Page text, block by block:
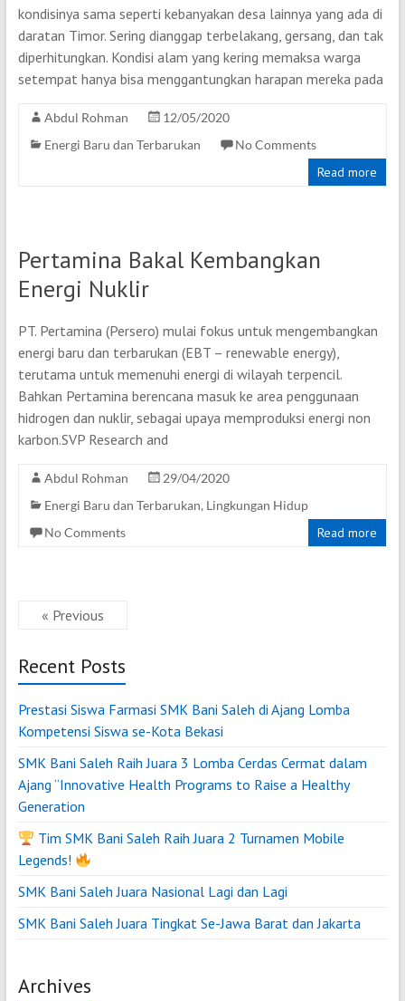
kondisinya sama seperti kebanyakan desa lainnya yang ada di
daratan Timor. Sering dianggap terbelakang, gersang, dan tak
diperhitungkan. Kondisi alam yang kering memaksa warga
setempat hanya bisa menggantungkan harapan mereka pada
Abdul Rohman
12/05/2020
Energi Baru dan Terbarukan
No Comments
Read more
Pertamina Bakal Kembangkan
Energi Nuklir
PT. Pertamina (Persero) mulai fokus untuk mengembangkan
energi baru dan terbarukan (EBT – renewable energy),
terutama untuk memenuhi energi di wilayah terpencil.
Bahkan Pertamina berencana masuk ke area penggunaan
hidrogen dan nuklir, sebagai upaya memproduksi energi non
karbon.SVP Research and
Abdul Rohman
29/04/2020
Energi Baru dan Terbarukan, Lingkungan Hidup
No Comments
Read more
« Previous
Recent Posts
Prestasi Siswa Farmasi SMK Bani Saleh di Ajang Lomba
Kompetensi Siswa se-Kota Bekasi
SMK Bani Saleh Raih Juara 3 Lomba Cerdas Cermat dalam
Ajang “Innovative Health Programs to Raise a Healthy
Generation
Tim SMK Bani Saleh Raih Juara 2 Turnamen Mobile
Legends!
SMK Bani Saleh Juara Nasional Lagi dan Lagi
SMK Bani Saleh Juara Tingkat Se-Jawa Barat dan Jakarta
Archives